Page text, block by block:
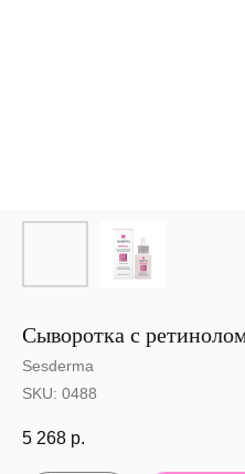
Сыворотка с
Sesderma
SKU: 0488
5 268 р.